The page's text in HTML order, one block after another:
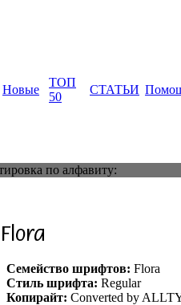
Новые
ТОП
50
СТАТЬИ
по алфавиту:
Семейство шрифтов: Flora
Стиль шрифта: Regular
Копирайт: Converted by